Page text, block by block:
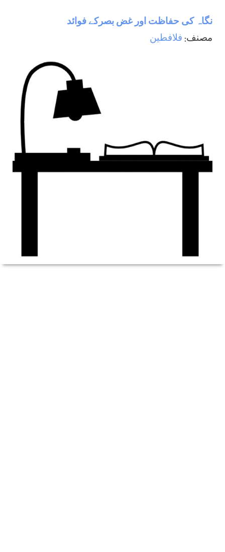
نگاہ كی حفاظت اور غض بصركے فوائد
مصنف: فلافطين